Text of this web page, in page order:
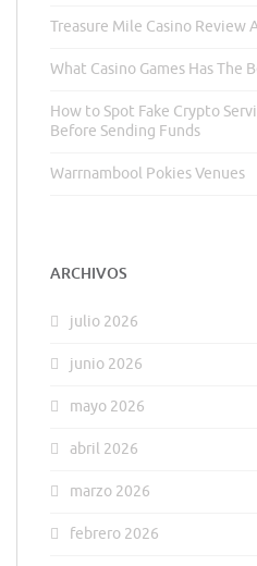
Treasure Mile Casino Review
What Casino Games Has The
How to Spot Fake Crypto
Before Sending Funds
Warrnambool Pokies Venues
ARCHIVOS
julio 2026
junio 2026
mayo 2026
abril 2026
marzo 2026
febrero 2026